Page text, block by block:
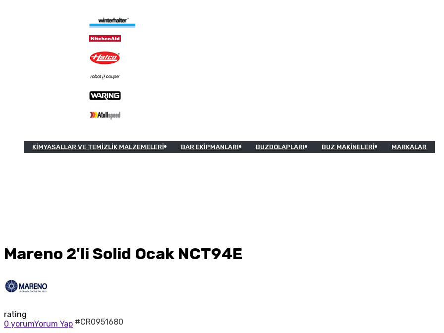
KIMYASALLAR VE TEMIZLIK MALZEMELERI BAR EKIPMANLARI BUZDOLAPLARI BUZ MAKINELERI MARKALAR
Mareno 2'li Solid Ocak NCT94E
rating
0 yorumYorum Yap #CR0951680